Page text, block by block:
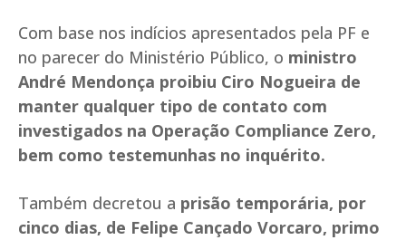
Com base nos indícios apresentados pela PF e
no parecer do Ministério Público, o ministro
André Mendonça proibiu Ciro Nogueira de
manter qualquer tipo de contato com
investigados na Operação Compliance Zero,
bem como testemunhas no inquérito.
Também decretou a prisão temporária, por
cinco dias, de Felipe Cançado Vorcaro, primo